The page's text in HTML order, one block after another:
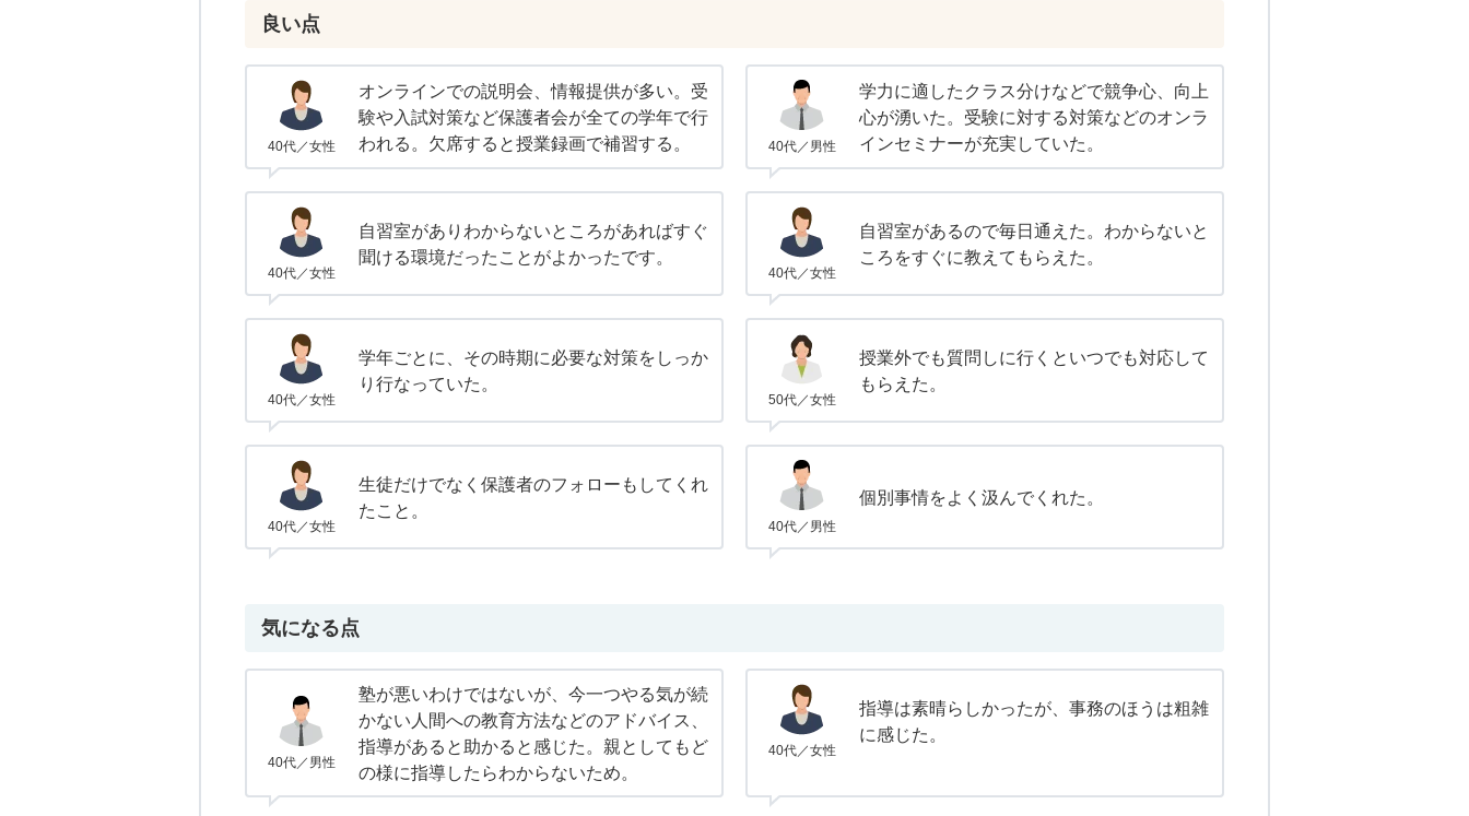
良い点
40代／女性
オンラインでの説明会、情報提供が多い。受
験や入試対策など保護者会が全ての学年で行
われる。欠席すると授業録画で補習する。
40代／男性
学力に適したクラス分けなどで競争心、向上
心が湧いた。受験に対する対策などのオンラ
インセミナーが充実していた。
40代／女性
自習室がありわからないところがあればすぐ
聞ける環境だったことがよかったです。
40代／女性
自習室があるので毎日通えた。わからないと
ころをすぐに教えてもらえた。
40代／女性
学年ごとに、その時期に必要な対策をしっか
り行なっていた。
50代／女性
授業外でも質問しに行くといつでも対応して
もらえた。
40代／女性
生徒だけでなく保護者のフォローもしてくれ
たこと。
40代／男性
個別事情をよく汲んでくれた。
気になる点
40代／男性
塾が悪いわけではないが、今一つやる気が続
かない人間への教育方法などのアドバイス、
指導があると助かると感じた。親としてもど
の様に指導したらわからないため。
40代／女性
指導は素晴らしかったが、事務のほうは粗雑
に感じた。